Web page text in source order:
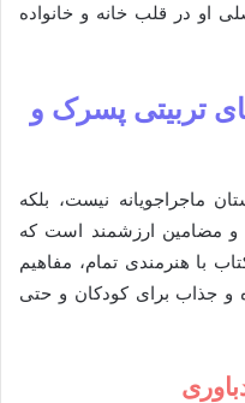
او در قلب خانه و خانواده
تربیتی پسرک و
ماجراجویانه نیست، بلکه
و مضامین ارزشمند است که
با هنرمندی تمام، مفاهیم
و جذاب برای کودکان و حتی